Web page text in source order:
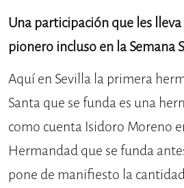
Una participación que les
pionero incluso en la Semana
Aquí en Sevilla la primera
Santa que se funda es una
como cuenta Isidoro Moreno
Hermandad que se funda
pone de manifiesto la